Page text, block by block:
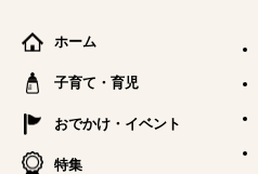
ホーム
子育て・育児
おでかけ・イベント
特集